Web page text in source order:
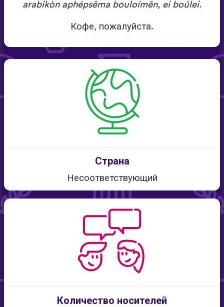
arabikòn aphépsēma bouloímēn, ei boúlei.
Кофе, пожалуйста.
Страна
Несоответствующий
Количество носителей